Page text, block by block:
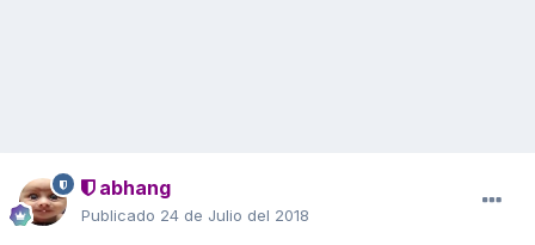
abhang
Publicado 24 de Julio del 2018